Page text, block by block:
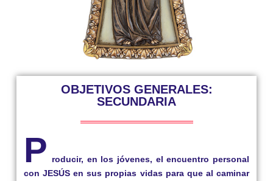
OBJETIVOS GENERALES:
SECUNDARIA
P
roducir, en los jóvenes, el encuentro personal
con JESÚS en sus propias vidas para que al caminar